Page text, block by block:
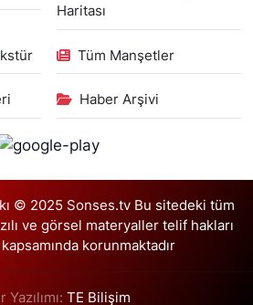
Haritası
Tüm Manşetler
Haber Arşivi
© 2025 Sonses.tv Bu sitedeki tüm
ve görsel materyaller telif hakları
kapsamında korunmaktadır
Yazılımı: TE Bilişim